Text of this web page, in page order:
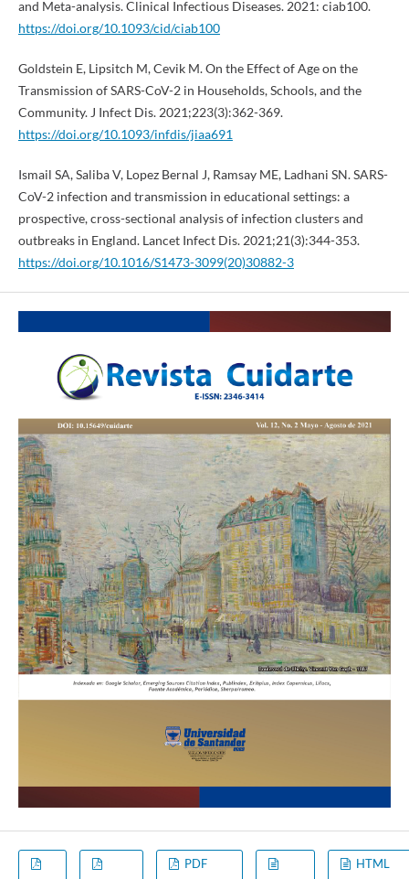
and Meta-analysis. Clinical Infectious Diseases. 2021: ciab100.
https://doi.org/10.1093/cid/ciab100
Goldstein E, Lipsitch M, Cevik M. On the Effect of Age on the
Transmission of SARS-CoV-2 in Households, Schools, and the
Community. J Infect Dis. 2021;223(3):362-369.
https://doi.org/10.1093/infdis/jiaa691
Ismail SA, Saliba V, Lopez Bernal J, Ramsay ME, Ladhani SN. SARS-
CoV-2 infection and transmission in educational settings: a
prospective, cross-sectional analysis of infection clusters and
outbreaks in England. Lancet Infect Dis. 2021;21(3):344-353.
https://doi.org/10.1016/S1473-3099(20)30882-3
PDF
HTML